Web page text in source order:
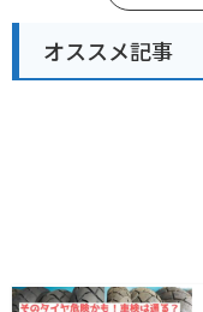
オススメ記事